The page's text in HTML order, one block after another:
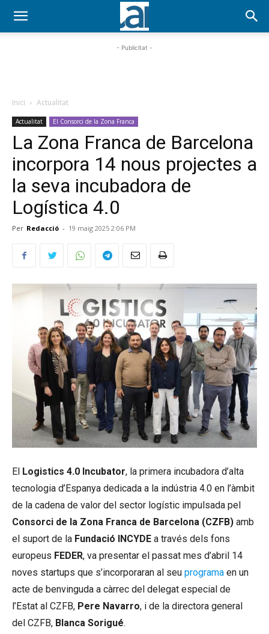
- Publicitat -
Inici Actualitat
Actualitat El Consorci de la Zona Franca
La Zona Franca de Barcelona
incorpora 14 nous projectes a
la seva incubadora de
Logística 4.0
Per Redacció - 19 maig 2025 2:06 PM
El Logistics 4.0 Incubator, la primera incubadora d’alta
tecnologia d’Espanya dedicada a la indústria 4.0 en l’àmbit
de la cadena de valor del sector logístic impulsada pel
Consorci de la Zona Franca de Barcelona (CZFB) amb
el suport de la Fundació INCYDE a través dels fons
europeus FEDER, va presentar el passat mes d’abril 14
noves startups que s’incorporaran al seu programa en un
acte de benvinguda a càrrec del delegat especial de
l’Estat al CZFB, Pere Navarro, i de la directora general
del CZFB, Blanca Sorigué.